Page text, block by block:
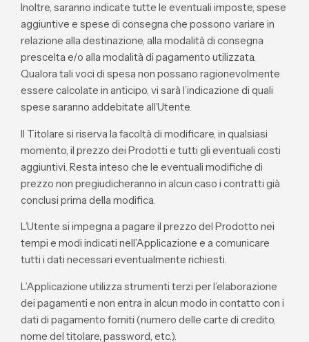
Inoltre, saranno indicate tutte le eventuali imposte, spese
aggiuntive e spese di consegna che possono variare in
relazione alla destinazione, alla modalità di consegna
prescelta e/o alla modalità di pagamento utilizzata.
Qualora tali voci di spesa non possano ragionevolmente
essere calcolate in anticipo, vi sarà l’indicazione di quali
spese saranno addebitate all’Utente.
Il Titolare si riserva la facoltà di modificare, in qualsiasi
momento, il prezzo dei Prodotti e tutti gli eventuali costi
aggiuntivi. Resta inteso che le eventuali modifiche di
prezzo non pregiudicheranno in alcun caso i contratti già
conclusi prima della modifica.
L’Utente si impegna a pagare il prezzo del Prodotto nei
tempi e modi indicati nell’Applicazione e a comunicare
tutti i dati necessari eventualmente richiesti.
L’Applicazione utilizza strumenti terzi per l’elaborazione
dei pagamenti e non entra in alcun modo in contatto con i
dati di pagamento forniti (numero delle carte di credito,
nome del titolare, password, etc.).